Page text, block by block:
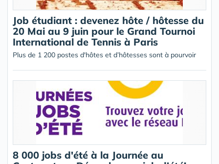
Job étudiant : devenez hôte / hôtesse du
20 Mai au 9 juin pour le Grand Tournoi
International de Tennis à Paris
Plus de 1 200 postes d'hôtes et d’hôtesses sont à pourvoir
8 000 jobs d'été à la Journée au